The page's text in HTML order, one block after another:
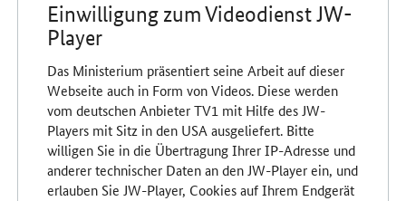
Einwilligung zum Videodienst JW-
Player
Das Ministerium präsentiert seine Arbeit auf dieser
Webseite auch in Form von Videos. Diese werden
vom deutschen Anbieter TV1 mit Hilfe des JW-
Players mit Sitz in den USA ausgeliefert. Bitte
willigen Sie in die Übertragung Ihrer IP-Adresse und
anderer technischer Daten an den JW-Player ein, und
erlauben Sie JW-Player, Cookies auf Ihrem Endgerät